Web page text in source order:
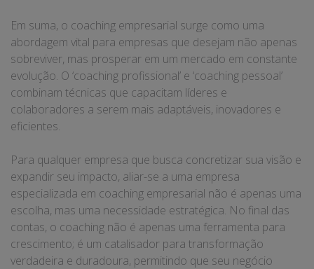
Em suma, o coaching empresarial surge como uma
abordagem vital para empresas que desejam não apenas
sobreviver, mas prosperar em um mercado em constante
evolução. O ‘coaching profissional’ e ‘coaching pessoal’
combinam técnicas que capacitam líderes e
colaboradores a serem mais adaptáveis, inovadores e
eficientes.
Para qualquer empresa que busca concretizar sua visão e
expandir seu impacto, aliar-se a uma empresa
especializada em coaching empresarial não é apenas uma
escolha, mas uma necessidade estratégica. No final das
contas, o coaching não é apenas uma ferramenta para
crescimento; é um catalisador para transformação
verdadeira e duradoura, permitindo que seu negócio